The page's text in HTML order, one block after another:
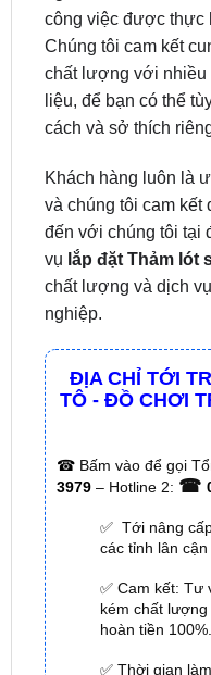
chất lượng với nhiều
liệu, để bạn có thể
cách và sở thích
Khách hàng luôn là
đến với chúng tôi tại
vụ lắp đặt Thảm lót
chất lượng và dịch
nghiệp.
ĐỊA CHỈ TỚI
TÔ - ĐỒ CHƠI
☎Bấm vào để gọi
✅ Tới nâng
các tỉnh lân cận
✅ Cam kết: Tư
kém chất lượng
✅ Thời gian
– 18h (Cả T7